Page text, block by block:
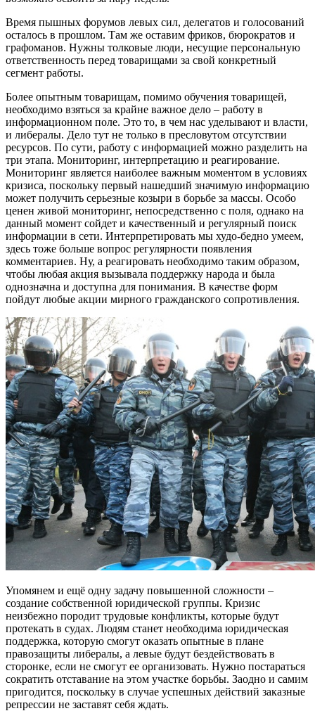
Время пышных форумов левых сил, делегатов и голосований
осталось в прошлом. Там же оставим фриков, бюрократов и
графоманов. Нужны толковые люди, несущие персональную
ответственность перед товарищами за свой конкретный
сегмент работы.
Более опытным товарищам, помимо обучения товарищей,
необходимо взяться за крайне важное дело – работу в
информационном поле. Это то, в чем нас уделывают и власти,
и либералы. Дело тут не только в пресловутом отсутствии
ресурсов. По сути, работу с информацией можно разделить на
три этапа. Мониторинг, интерпретацию и реагирование.
Мониторинг является наиболее важным моментом в условиях
кризиса, поскольку первый нашедший значимую информацию
может получить серьезные козыри в борьбе за массы. Особо
ценен живой мониторинг, непосредственно с поля, однако на
данный момент сойдет и качественный и регулярный поиск
информации в сети. Интерпретировать мы худо-бедно умеем,
здесь тоже больше вопрос регулярности появления
комментариев. Ну, а реагировать необходимо таким образом,
чтобы любая акция вызывала поддержку народа и была
однозначна и доступна для понимания. В качестве форм
пойдут любые акции мирного гражданского сопротивления.
Упомянем и ещё одну задачу повышенной сложности –
создание собственной юридической группы. Кризис
неизбежно породит трудовые конфликты, которые будут
протекать в судах. Людям станет необходима юридическая
поддержка, которую смогут оказать опытные в плане
правозащиты либералы, а левые будут бездействовать в
сторонке, если не смогут ее организовать. Нужно постараться
сократить отставание на этом участке борьбы. Заодно и самим
пригодится, поскольку в случае успешных действий заказные
репрессии не заставят себя ждать.